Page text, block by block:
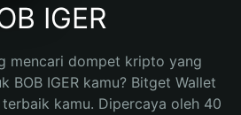
IGER
mencari dompet kripto yang
BOB IGER kamu? Bitget Wallet
kamu. Dipercaya oleh 40